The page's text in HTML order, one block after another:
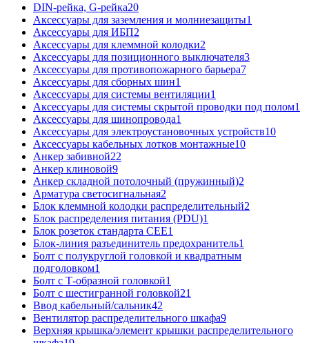
DIN-рейка, G-рейка20
Аксессуары для заземления и молниезащиты1
Аксессуары для ИБП2
Аксессуары для клеммной колодки2
Аксессуары для позиционного выключателя3
Аксессуары для противопожарного барьера7
Аксессуары для сборных шин1
Аксессуары для системы вентиляции1
Аксессуары для системы скрытой проводки под полом1
Аксессуары для шинопровода1
Аксессуары для электроустановочных устройств10
Аксессуары кабельных лотков монтажные10
Анкер забивной22
Анкер клиновой9
Анкер складной потолочный (пружинный)2
Арматура светосигнальная2
Блок клеммной колодки распределительный2
Блок распределения питания (PDU)1
Блок розеток стандарта CEE1
Блок-линия разъединитель предохранитель1
Болт с полукруглой головкой и квадратным
подголовком1
Болт с Т-образной головкой1
Болт с шестигранной головкой21
Ввод кабельный/сальник42
Вентилятор распределительного шкафа9
Верхняя крышка/элемент крышки распределительного